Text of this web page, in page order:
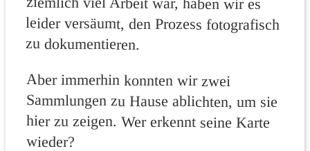
zu dokumentieren.
Aber immerhin konnten wir zwei
Sammlungen zu Hause ablichten, um sie
hier zu zeigen. Wer erkennt seine Karte
wieder?